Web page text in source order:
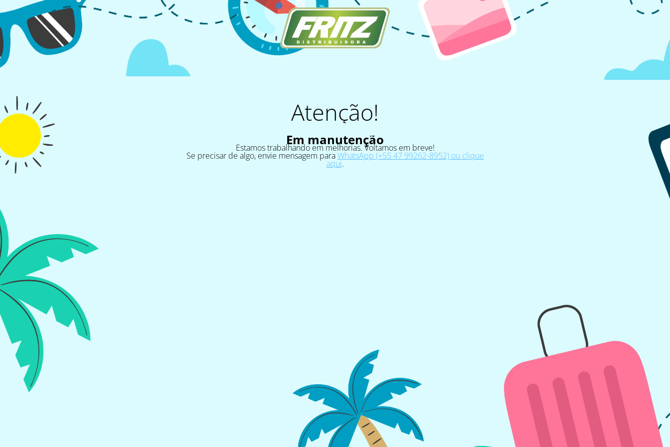
Atenção!
Em manutenção
Estamos trabalhando em melhorias. Voltamos em breve!
Se precisar de algo, envie mensagem paraWhatsApp (+55 47 99262-8952) ou clique
aqui.